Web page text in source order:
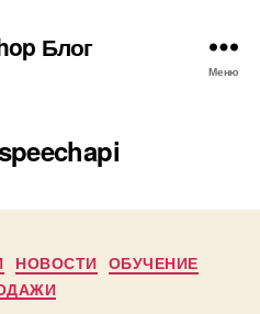
Блог
Меню
Рубрики
НОВОСТИ ОБУЧЕНИЕ